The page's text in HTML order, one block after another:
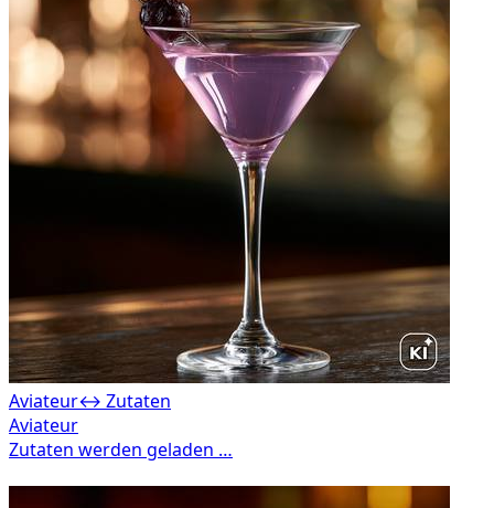
Aviateur↔ Zutaten